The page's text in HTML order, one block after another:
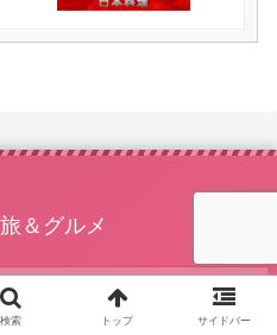
＆グルメ
検索 トップ サイドバー